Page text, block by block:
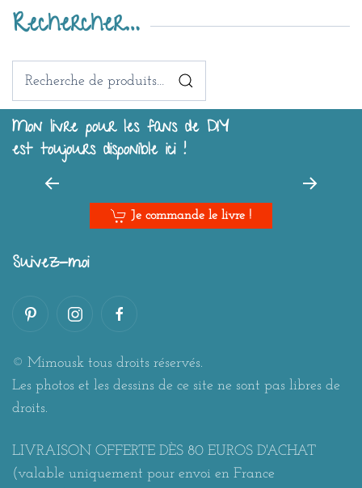
Rechercher…
Recherche
Mon livre pour les fans de DIY
est toujours disponible ici !
Je commande le livre !
Suivez-moi
© Mimousk tous droits réservés.
Les photos et les dessins de ce site ne sont pas libres de
droits.
LIVRAISON OFFERTE DÈS 80 EUROS D'ACHAT
(valable uniquement pour envoi en France